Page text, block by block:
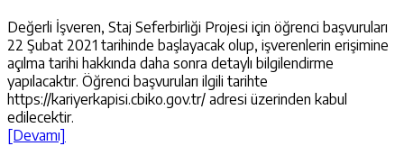
Değerli İşveren, Staj Seferbirliği Projesi için öğrenci başvuruları
22 Şubat 2021 tarihinde başlayacak olup, işverenlerin erişimine
açılma tarihi hakkında daha sonra detaylı bilgilendirme
yapılacaktır. Öğrenci başvuruları ilgili tarihte
https://kariyerkapisi.cbiko.gov.tr/ adresi üzerinden kabul
edilecektir.
[Devamı]